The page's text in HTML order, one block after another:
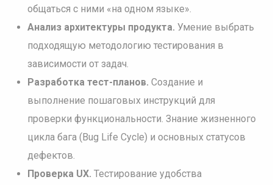
общаться с ними «на одном языке».
Анализ архитектуры продукта. Умение выбрать
подходящую методологию тестирования в
зависимости от задач.
Разработка тест-планов. Создание и
выполнение пошаговых инструкций для
проверки функциональности. Знание жизненного
цикла бага (Bug Life Cycle) и основных статусов
дефектов.
Проверка UX. Тестирование удобства